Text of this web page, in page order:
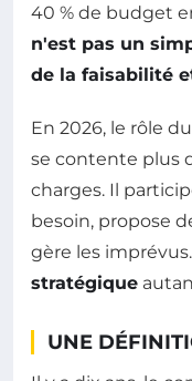
40 % de budget
n'est pas un
de la faisabilité
En 2026, le rôle
se contente plus
charges. Il
besoin, propose
gère les
stratégique
UNE